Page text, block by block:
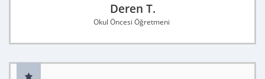
Deren T.
Okul Öncesi Öğretmeni